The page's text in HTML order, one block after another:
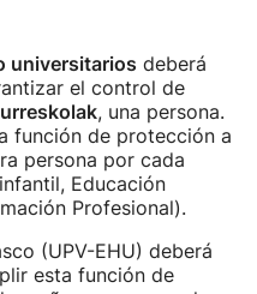
universitarios deberá
el control de
, una persona.
función de protección a
persona por cada
Educación
Profesional).
(UPV-EHU) deberá
esta función de